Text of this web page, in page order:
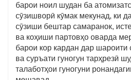
барои ноил шудан ба
сӯзишворӣ кӯмак мекунад, ки
сӯзиши бештар самаранок,
ва коҳиши партовҳо оварда
барои кор кардан дар шароити
ва суръати гуногун тарҳрезӣ
талаботҳои гуногуни